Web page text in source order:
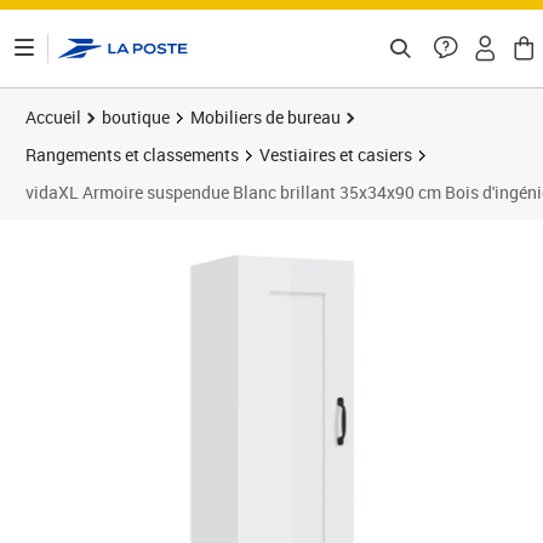
Accueil boutique
Mobiliers de bureau
Rangements et classements
Vestiaires et casiers
vidaXL Armoire suspendue Blanc brillant 35x34x90 cm Bois